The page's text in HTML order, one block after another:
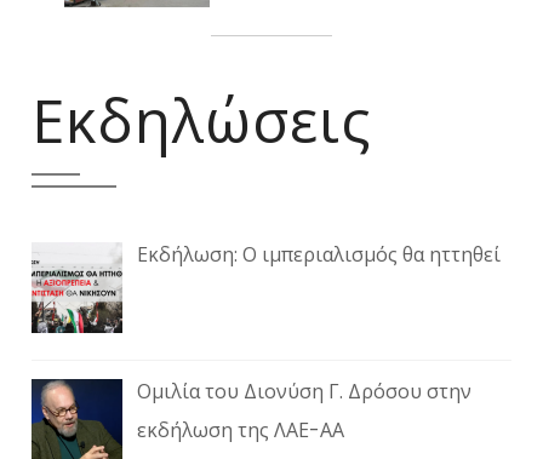
Εκδηλώσεις
Εκδήλωση: Ο ιμπεριαλισμός θα ηττηθεί
Ομιλία του Διονύση Γ. Δρόσου στην
εκδήλωση της ΛΑΕ-ΑΑ